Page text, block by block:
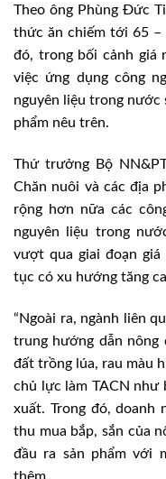
Theo ông Phùng Đức
thức ăn chiếm tới 65 –
đó, trong bối cảnh giá
việc ứng dụng công
nguyên liệu trong nước
phẩm nêu trên.
Thứ trưởng Bộ
Chăn nuôi và các địa
rộng hơn nữa các
nguyên liệu trong
vượt qua giai đoạn giá
tục có xu hướng tăng
“Ngoài ra, ngành liên
trung hướng dẫn nông
đất trồng lúa, rau màu
chủ lực làm TACN như
xuất. Trong đó, doanh
thu mua bắp, sắn của
đầu ra sản phẩm với